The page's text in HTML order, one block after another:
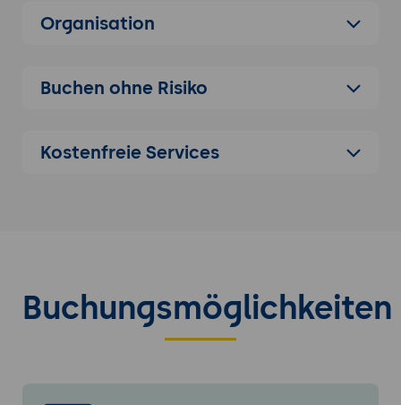
Überblick über die Kernprinzipien
Diskussion typischer Anwendungsfelder (z.
Bedeutung der Integration von Hardware
Architektur
Vorstellung zentraler Technologien, die
Organisation
Buchen ohne Risiko
Kostenfreie Services
Buchungsmöglichkeiten